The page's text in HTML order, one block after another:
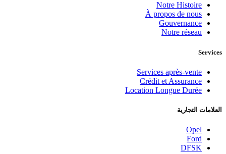
Notre Histoire
À propos de nous
Gouvernance
Notre réseau
Services
Services après-vente
Crédit et Assurance
Location Longue Durée
العلامات التجارية
Opel
Ford
DFSK